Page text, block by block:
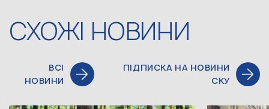
СХОЖІ НОВИНИ
ВСІ
НОВИНИ
ПІДПИСКА НА НОВИНИ
СКУ